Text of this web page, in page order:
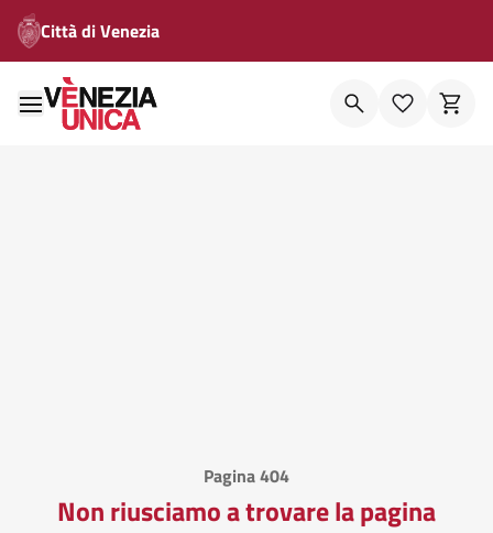
Città di Venezia
Pagina 404
Non riusciamo a trovare la pagina